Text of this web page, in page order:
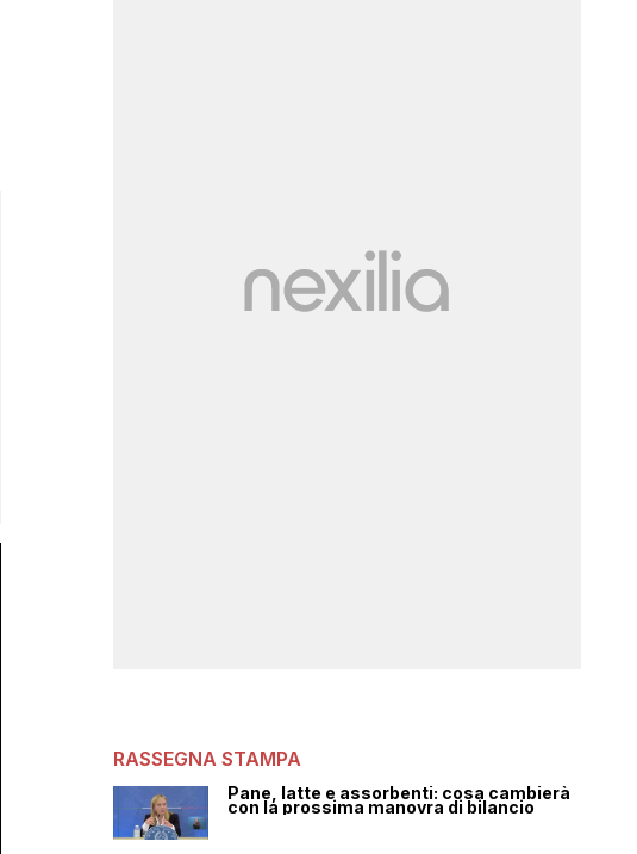
RASSEGNA STAMPA
Pane, latte e assorbenti: cosa cambierà
con la prossima manovra di bilancio